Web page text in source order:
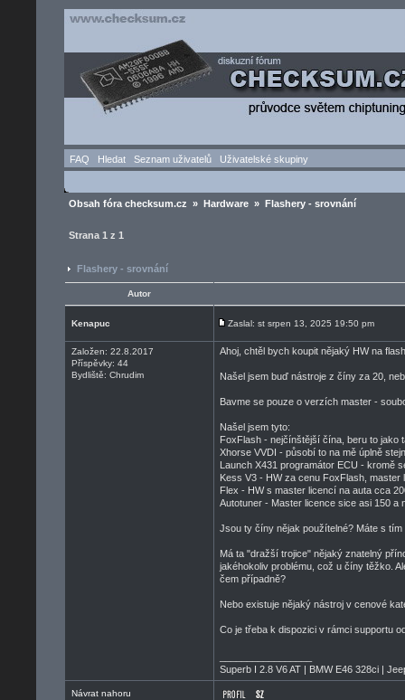
FAQ Hledat Seznam uživatelů Uživatelské skupiny
Obsah fóra checksum.cz » Hardware » Flashery - srovnání
Strana 1 z 1
Flashery - srovnání
Autor
Kenapuc Zaslal: st srpen 13, 2025 19:50 pm
Založen: 22.8.2017
Příspěvky: 44
Bydliště: Chrudim
Ahoj, chtěl bych koupit nějaký HW na
Našel jsem buď nástroje z číny za 20,
Bavme se pouze o verzích master -
Našel jsem tyto:
FoxFlash - nejčínštější čína, beru to jako
Xhorse VVDI - působí to na mě úplně
Launch X431 programátor ECU - kromě
Kess V3 - HW za cenu FoxFlash,
Flex - HW s master licencí na auta cca
Autotuner - Master licence sice asi 150
Jsou ty číny nějak použítelné? Máte s
Má ta "dražší trojice" nějaký znatelný
jakéhokoliv problému, což u číny těžko.
čem případně?
Nebo existuje nějaký nástroj v cenové
Co je třeba k dispozici v rámci supportu
Superb I 2.8 V6 AT | BMW E46 328ci |
Návrat nahoru